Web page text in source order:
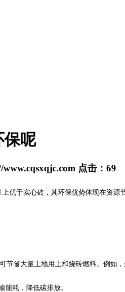
保呢
点击： 69
优于实心砖，其环保优势体现在资源
大量土地用土和烧砖燃料。例如，
耗，降低碳排放。